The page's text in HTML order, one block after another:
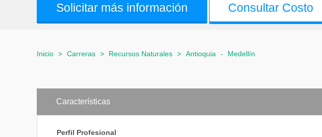
Solicitar más información Consultar Costo
Inicio > Carreras > Recursos Naturales > Antioquia - Medellín
Características
Perfil Profesional